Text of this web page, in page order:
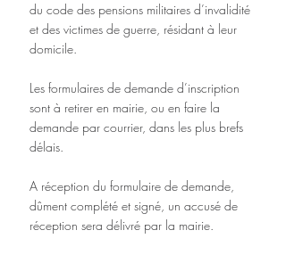
du code des pensions militaires d’invalidité
et des victimes de guerre, résidant à leur
domicile.
Les formulaires de demande d’inscription
sont à retirer en mairie, ou en faire la
demande par courrier, dans les plus brefs
délais.
A réception du formulaire de demande,
dûment complété et signé, un accusé de
réception sera délivré par la mairie.